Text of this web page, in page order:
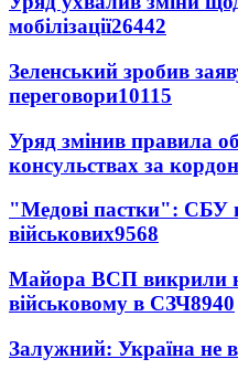
мобілізації26442
Зеленський зробив
переговори10115
Уряд змінив правила
консульствах за
"Медові пастки": СБУ
військових9568
Майора ВСП викрили
військовому в СЗЧ8940
Залужний: Україна не